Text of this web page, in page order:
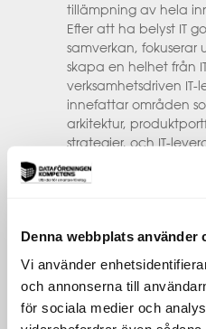
Denna webbplats använder
Vi använder
och annonserna till
för sociala medier och
tillämpning av hela
Efter att ha belyst IT
samverkan,
skapa en helhet från
verksamhetsdriven IT-
innefattar områden
arkitektur,
strategier, och IT-
Utbildningen
verksamhetsområde.
För vem